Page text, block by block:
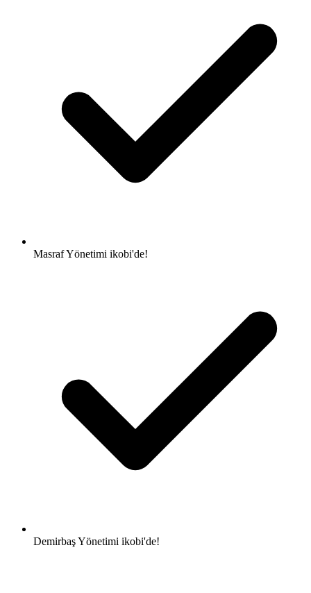
Masraf Yönetimi ikobi'de!
Demirbaş Yönetimi ikobi'de!